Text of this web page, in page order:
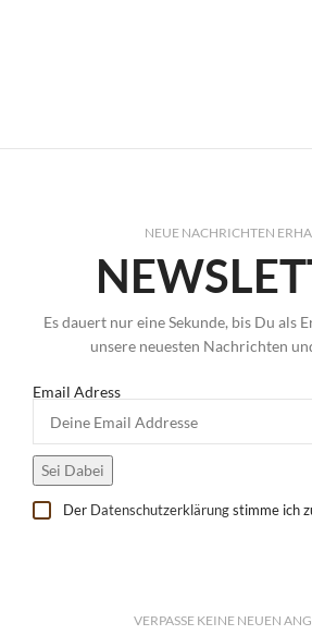
NEUE NACHRICHTEN
Es dauert nur eine Sekunde, bis Du als
unsere neuesten Nachrichten
Email Adress
Der Datenschutzerklärungstimme ich
VERPASSE KEINE NEUEN